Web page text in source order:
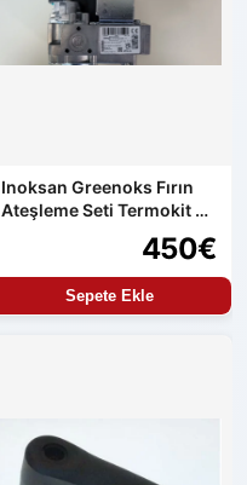
Inoksan Greenoks Fırın
Ateşleme Seti Termokit ve
450€
Sepete Ekle